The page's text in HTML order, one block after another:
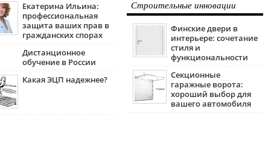
Екатерина Ильина:
профессиональная
защита ваших прав в
гражданских спорах
Дистанционное
обучение в России
Какая ЭЦП надежнее?
Строительные инновации
Финские двери в
интерьере: сочетание
стиля и
функциональности
Секционные
гаражные ворота:
хороший выбор для
вашего автомобиля